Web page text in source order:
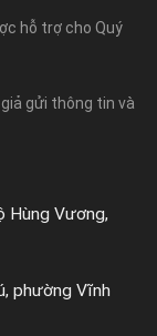
hỗ trợ cho Quý
gửi thông tin và
Hùng Vương,
phường Vĩnh